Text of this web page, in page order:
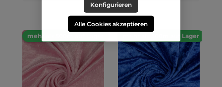
mehr als 500m auf Lager mehr als 500m auf Lager
Konfigurieren
Alle Cookies akzeptieren